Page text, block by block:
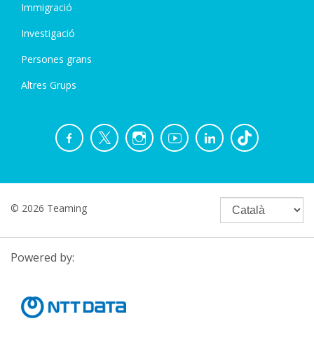
Immigració
Investigació
Persones grans
Altres Grups
© 2026 Teaming
Powered by: